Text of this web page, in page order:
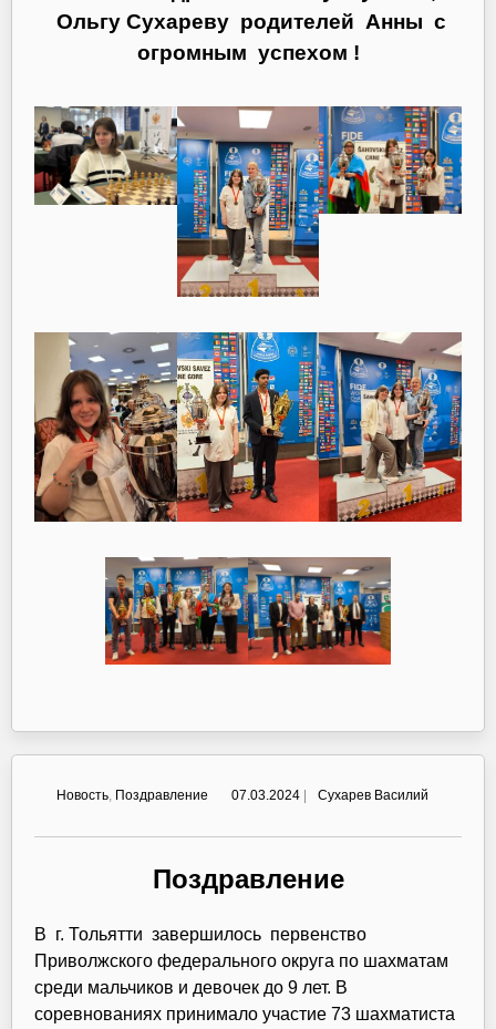
Ольгу Сухареву родителей Анны с
огромным успехом !
Новость, Поздравление 07.03.2024 Сухарев Василий
Поздравление
В г. Тольятти завершилось первенство
Приволжского федерального округа по шахматам
среди мальчиков и девочек до 9 лет. В
соревнованиях принимало участие 73 шахматиста